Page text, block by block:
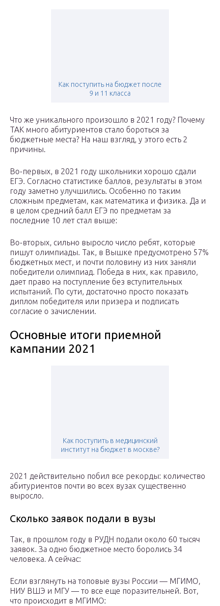
Как поступить на бюджет после
9 и 11 класса
Что же уникального произошло в 2021 году? Почему
ТАК много абитуриентов стало бороться за
бюджетные места? На наш взгляд, у этого есть 2
причины.
Во-первых, в 2021 году школьники хорошо сдали
ЕГЭ. Согласно статистике баллов, результаты в этом
году заметно улучшились. Особенно по таким
сложным предметам, как математика и физика. Да и
в целом средний балл ЕГЭ по предметам за
последние 10 лет стал выше:
Во-вторых, сильно выросло число ребят, которые
пишут олимпиады. Так, в Вышке предусмотрено 57%
бюджетных мест, и почти половину из них заняли
победители олимпиад. Победа в них, как правило,
дает право на поступление без вступительных
испытаний. По сути, достаточно просто показать
диплом победителя или призера и подписать
согласие о зачислении.
Основные итоги приемной
кампании 2021
Как поступить в медицинский
институт на бюджет в москве?
2021 действительно побил все рекорды: количество
абитуриентов почти во всех вузах существенно
выросло.
Сколько заявок подали в вузы
Так, в прошлом году в РУДН подали около 60 тысяч
заявок. За одно бюджетное место боролись 34
человека. А сейчас:
Если взглянуть на топовые вузы России — МГИМО,
НИУ ВШЭ и МГУ — то все еще поразительней. Вот,
что происходит в МГИМО: